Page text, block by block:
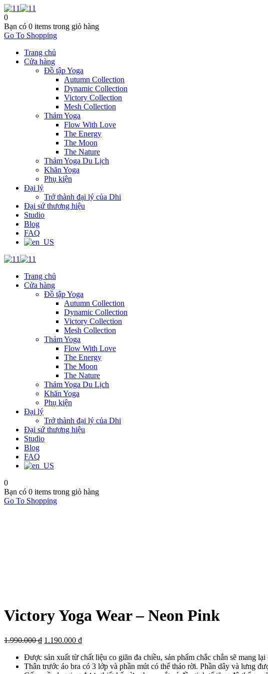
0
Bạn có 0 items trong giỏ hàng
Go To Shopping
Trang chủ
Cửa hàng
Đồ tập Yoga
Autumn Collection
Dynamic Collection
Victory Collection
Mesh Collection
Thảm Yoga
Flow With Love
The Energy
The Moon
The Nature
Thảm Yoga Du Lịch
Khăn Yoga
Phụ kiện
Đại lý
Trở thành đại lý của Dhi
Đại sứ thương hiệu
Studio
Blog
FAQ
Trang chủ
Cửa hàng
Đồ tập Yoga
Autumn Collection
Dynamic Collection
Victory Collection
Mesh Collection
Thảm Yoga
Flow With Love
The Energy
The Moon
The Nature
Thảm Yoga Du Lịch
Khăn Yoga
Phụ kiện
Đại lý
Trở thành đại lý của Dhi
Đại sứ thương hiệu
Studio
Blog
FAQ
0
Bạn có 0 items trong giỏ hàng
Go To Shopping
Victory Yoga Wear – Neon Pink
1.990.000₫ 1.190.000 ₫
Được sản xuất từ chất liệu co giãn đa chiều, sản phẩm chắc chắn sẽ mang
Thân trước áo bra có 3 lớp và phần mút có thể tháo rời. Phần dây và lưng